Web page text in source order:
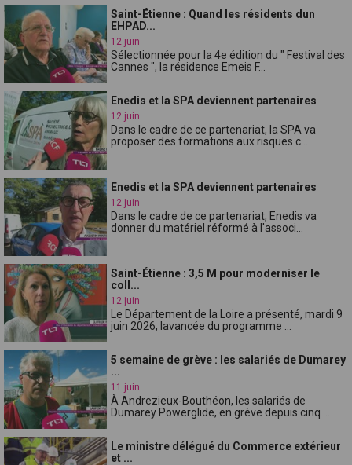
Saint-Étienne : Quand les résidents dun
EHPAD...
12 juin
Sélectionnée pour la 4e édition du " Festival des
Cannes ", la résidence Emeis F...
Enedis et la SPA deviennent partenaires
12 juin
Dans le cadre de ce partenariat, la SPA va
proposer des formations aux risques c...
Enedis et la SPA deviennent partenaires
12 juin
Dans le cadre de ce partenariat, Enedis va
donner du matériel réformé à l'associ...
Saint-Étienne : 3,5 M pour moderniser le
coll...
12 juin
Le Département de la Loire a présenté, mardi 9
juin 2026, lavancée du programme ...
5 semaine de grève : les salariés de Dumarey
...
11 juin
À Andrezieux-Bouthéon, les salariés de
Dumarey Powerglide, en grève depuis cinq ...
Le ministre délégué du Commerce extérieur
et ...